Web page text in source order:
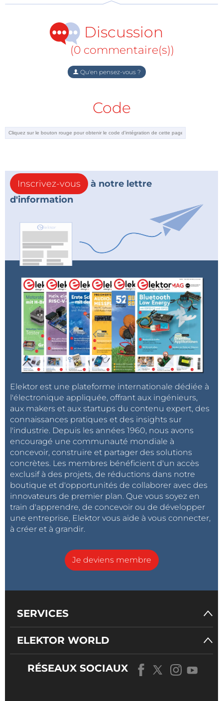
Discussion
(0 commentaire(s))
Qu'en pensez-vous ?
Code
Inscrivez-vous
à notre lettre
d'information
Elektor est une plateforme internationale dédiée à
l'électronique appliquée, offrant aux ingénieurs,
aux makers et aux startups du contenu expert, des
connaissances pratiques et des insights sur
l'industrie. Depuis les années 1960, nous avons
encouragé une communauté mondiale à
concevoir, construire et partager des solutions
concrètes. Les membres bénéficient d'un accès
exclusif à des projets, de réductions dans notre
boutique et d'opportunités de collaborer avec des
innovateurs de premier plan. Que vous soyez en
train d'apprendre, de concevoir ou de développer
une entreprise, Elektor vous aide à vous connecter,
à créer et à grandir.
Je deviens membre
SERVICES
ELEKTOR WORLD
RÉSEAUX SOCIAUX